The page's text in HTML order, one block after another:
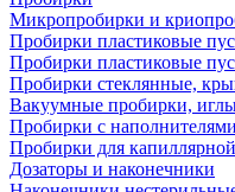
Микропробирки и
Пробирки пластиковые
Пробирки пластиковые
Пробирки стеклянные,
Вакуумные пробирки,
Пробирки с наполнителями
Пробирки для
Дозаторы и наконечники